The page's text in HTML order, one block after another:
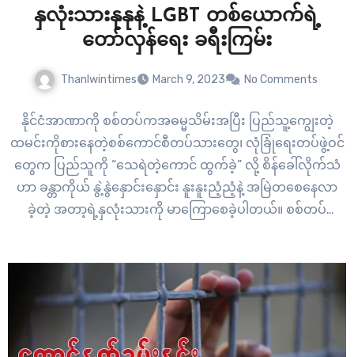
နှလုံးသားနုနုနဲ့ LGBT တစ်ယောက်ရဲ့
တော်လှန်ရေး ခရီးကြမ်း
Thanlwintimes March 9, 2023 No Comments
နိုင်ငံအာဏာကို စစ်တပ်ကအဓမ္မသိမ်းအပြီး ပြည်သူ့ကျွေးတဲ့
ထမင်းကိုစားနေတဲ့စစ်ကောင်စီတပ်သားတွေ၊ လုံခြုံရေးတပ်ဖွဲ့ဝင်
တွေက ပြည်သူကို “သေရဲတဲ့ကောင် ထွက်ခဲ့” လို့ စိန်ခေါ်လိုက်သံ
ဟာ ခန္တာကိုယ် နွဲ့နွဲနှောင်းနှောင်း နူးနူးညံ့ညံ့နဲ့ အမြဲတစေနေလာ
ခဲ့တဲ့ အတာ့ရဲ့နှလုံးသားကို မာကြောစေခဲ့ပါတယ်။ စစ်တပ်
ရိုက်ကွင်းသွားလိုက် သတင်းလေးရိုက်လိုက်နဲ့ ခဏနေအပြင်မှာ
ဘယ်ပွဲကဖိတ်လို့ သွားလိုက်။ Presenter သွားလုပ်လိုက်နဲ့ အတာ
တစ်ယောက်…